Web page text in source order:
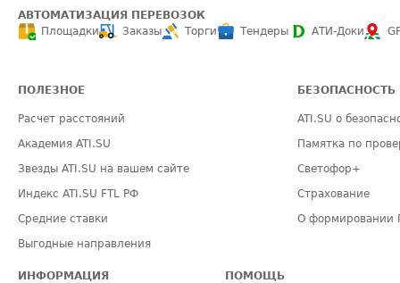
АВТОМАТИЗАЦИЯ ПЕРЕВОЗОК
Площадки
Заказы Торги Тендеры АТИ-Доки
ПОЛЕЗНОЕ
Расчет расстояний
Академия ATI.SU
Звезды ATI.SU на вашем сайте
Индекс ATI.SU FTL РФ
Средние ставки
Выгодные направления
БЕЗОПАСНОСТЬ
ATI.SU о
Памятка по
Светофор+
Страхование
О формировании
ИНФОРМАЦИЯ ПОМОЩЬ